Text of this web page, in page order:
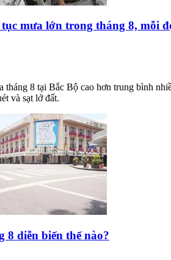
mưa lớn trong tháng 8, mỗi
tháng 8 tại Bắc Bộ cao hơn trung bình
và sạt lở đất.
8 diễn biến thế nào?